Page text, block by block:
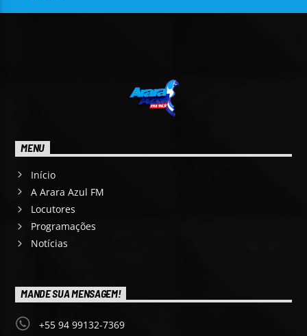
MENU
Início
A Arara Azul FM
Locutores
Programações
Notícias
MANDE SUA MENSAGEM!
+55 94 99132-7369